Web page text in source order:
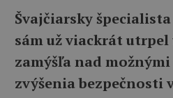
Švajčiarsky
sám už viackrát utrpel
zamýšľa nad
zvýšenia bezpečnosti